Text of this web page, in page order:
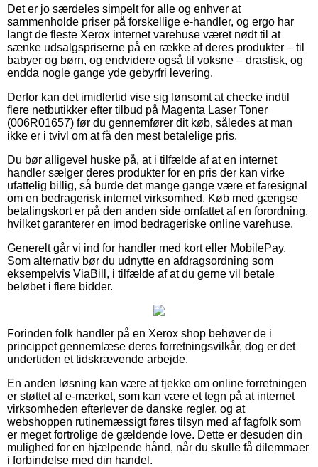
Det er jo særdeles simpelt for alle og enhver at
sammenholde priser på forskellige e-handler, og ergo har
langt de fleste Xerox internet varehuse været nødt til at
sænke udsalgspriserne på en række af deres produkter – til
babyer og børn, og endvidere også til voksne – drastisk, og
endda nogle gange yde gebyrfri levering.
Derfor kan det imidlertid vise sig lønsomt at checke indtil
flere netbutikker efter tilbud på Magenta Laser Toner
(006R01657) før du gennemfører dit køb, således at man
ikke er i tvivl om at få den mest betalelige pris.
Du bør alligevel huske på, at i tilfælde af at en internet
handler sælger deres produkter for en pris der kan virke
ufattelig billig, så burde det mange gange være et faresignal
om en bedragerisk internet virksomhed. Køb med gængse
betalingskort er på den anden side omfattet af en forordning,
hvilket garanterer en imod bedrageriske online varehuse.
Generelt går vi ind for handler med kort eller MobilePay.
Som alternativ bør du udnytte en afdragsordning som
eksempelvis ViaBill, i tilfælde af at du gerne vil betale
beløbet i flere bidder.
Forinden folk handler på en Xerox shop behøver de i
princippet gennemlæse deres forretningsvilkår, dog er det
undertiden et tidskrævende arbejde.
En anden løsning kan være at tjekke om online forretningen
er støttet af e-mærket, som kan være et tegn på at internet
virksomheden efterlever de danske regler, og at
webshoppen rutinemæssigt føres tilsyn med af fagfolk som
er meget fortrolige de gældende love. Dette er desuden din
mulighed for en hjælpende hånd, når du skulle få dilemmaer
i forbindelse med din handel.